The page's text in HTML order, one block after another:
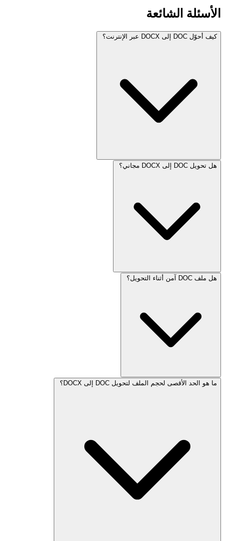
الأسئلة الشائعة
كيف أحوّل DOC إلى DOCX عبر الإنترنت؟
هل تحويل DOC إلى DOCX مجاني؟
هل ملف DOC آمن أثناء التحويل؟
ما هو الحد الأقصى لحجم الملف لتحويل DOC إلى DOCX؟